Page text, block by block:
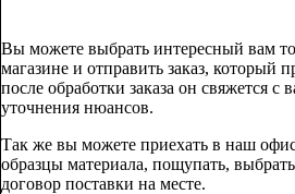
Вы можете выбрать интересный вам
магазине и отправить заказ, который
после обработки заказа он свяжется с
уточнения нюансов.
Так же вы можете приехать в наш
образцы материала, пощупать,
договор поставки на месте.